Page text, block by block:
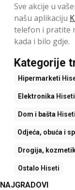
Sve akcije u
našu aplikaciju
telefon i pratite
kada i bilo gdje.
Kategorije
Hipermarketi
Elektronika Hiseti
Dom i bašta Hiseti
Odjeća, obuća i
Drogija,
Ostalo Hiseti
NAJGRADOVI